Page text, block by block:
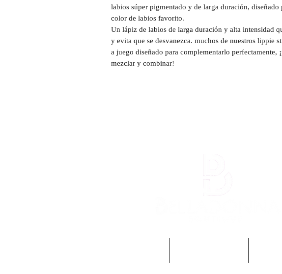
labios súper pigmentado y de larga duración, diseñado
color de labios favorito.
Un lápiz de labios de larga duración y alta intensidad
y evita que se desvanezca. muchos de nuestros lippie
a juego diseñado para complementarlo perfectamente,
mezclar y combinar!